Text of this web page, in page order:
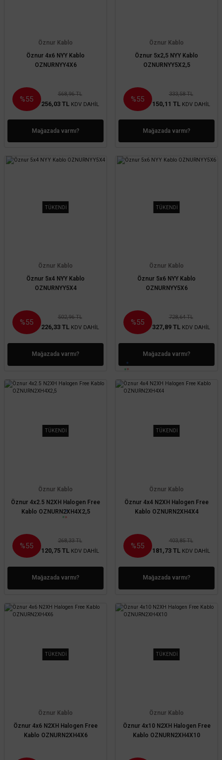
Öznur Kablo
Öznur 4x6 NYY Kablo
OZNURNYY4X6
%55
568,96 TL
256,03 TL KDV DAHİL
Mağazada varmı?
Öznur Kablo
Öznur 5x2,5 NYY Kablo
OZNURNYY5X2,5
%55
333,58 TL
150,11 TL KDV DAHİL
Mağazada varmı?
TÜKENDİ
Öznur Kablo
Öznur 5x4 NYY Kablo
OZNURNYY5X4
%55
502,96 TL
226,33 TL KDV DAHİL
Mağazada varmı?
TÜKENDİ
Öznur Kablo
Öznur 5x6 NYY Kablo
OZNURNYY5X6
%55
728,64 TL
327,89 TL KDV DAHİL
Mağazada varmı?
TÜKENDİ
Öznur Kablo
Öznur 4x2.5 N2XH Halogen Free
Kablo OZNURN2XH4X2,5
%55
268,33 TL
120,75 TL KDV DAHİL
Mağazada varmı?
TÜKENDİ
Öznur Kablo
Öznur 4x4 N2XH Halogen Free
Kablo OZNURN2XH4X4
%55
403,85 TL
181,73 TL KDV DAHİL
Mağazada varmı?
TÜKENDİ
Öznur Kablo
Öznur 4x6 N2XH Halogen Free
Kablo OZNURN2XH4X6
TÜKENDİ
Öznur Kablo
Öznur 4x10 N2XH Halogen Free
Kablo OZNURN2XH4X10